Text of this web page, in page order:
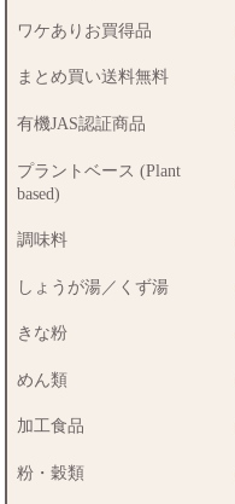
ワケありお買得品
まとめ買い送料無料
有機JAS認証商品
プラントベース (Plant
based)
調味料
しょうが湯／くず湯
きな粉
めん類
加工食品
粉・穀類